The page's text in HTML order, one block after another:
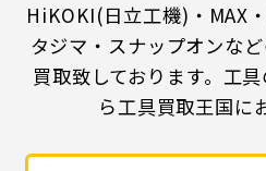
HiKOKI(日立工機)・MAX
タジマ・スナップオンな
買取致しております。工
ら工具買取王国に